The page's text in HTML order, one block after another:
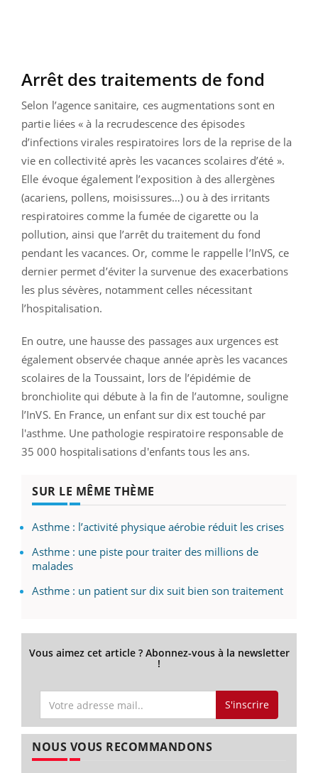
Arrêt des traitements de fond
Selon l’agence sanitaire, ces augmentations sont en
partie liées « à la recrudescence des épisodes
d’infections virales respiratoires lors de la reprise de la
vie en collectivité après les vacances scolaires d’été ».
Elle évoque également l’exposition à des allergènes
(acariens, pollens, moisissures…) ou à des irritants
respiratoires comme la fumée de cigarette ou la
pollution, ainsi que l’arrêt du traitement du fond
pendant les vacances. Or, comme le rappelle l’InVS, ce
dernier permet d’éviter la survenue des exacerbations
les plus sévères, notamment celles nécessitant
l’hospitalisation.
En outre, une hausse des passages aux urgences est
également observée chaque année après les vacances
scolaires de la Toussaint, lors de l’épidémie de
bronchiolite qui débute à la fin de l’automne, souligne
l’InVS. En France, un enfant sur dix est touché par
l'asthme. Une pathologie respiratoire responsable de
35 000 hospitalisations d'enfants tous les ans.
SUR LE MÊME THÈME
Asthme : l’activité physique aérobie réduit les crises
Asthme : une piste pour traiter des millions de
malades
Asthme : un patient sur dix suit bien son traitement
Vous aimez cet article ? Abonnez-vous à la newsletter
!
S'inscrire
NOUS VOUS RECOMMANDONS